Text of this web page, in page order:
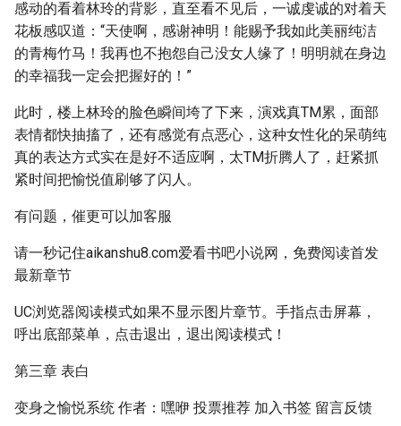
感动的看着林玲的背影，直至看不见后，一诚虔诚的对着天
花板感叹道：“天使啊，感谢神明！能赐予我如此美丽纯洁
的青梅竹马！我再也不抱怨自己没女人缘了！明明就在身边
的幸福我一定会把握好的！”
此时，楼上林玲的脸色瞬间垮了下来，演戏真TM累，面部
表情都快抽搐了，还有感觉有点恶心，这种女性化的呆萌纯
真的表达方式实在是好不适应啊，太TM折腾人了，赶紧抓
紧时间把愉悦值刷够了闪人。
有问题，催更可以加客服
请一秒记住aikanshu8.com爱看书吧小说网，免费阅读首发
最新章节
UC浏览器阅读模式如果不显示图片章节。手指点击屏幕，
呼出底部菜单，点击退出，退出阅读模式！
第三章 表白
变身之愉悦系统 作者：嘿咿 投票推荐 加入书签 留言反馈